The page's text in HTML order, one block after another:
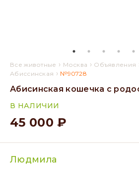
Все животные › Москва › Объявления
Абиссинская › №90728
Абисинская кошечка с
В НАЛИЧИИ
45 000 ₽
Людмила